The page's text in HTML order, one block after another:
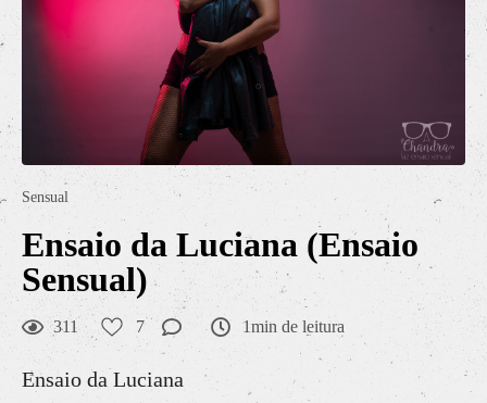
Sensual
Ensaio da Luciana (Ensaio
Sensual)
311 7 1min de leitura
Ensaio da Luciana